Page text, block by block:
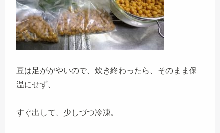
豆は足ががやいので、炊き終わったら、そのまま保
温にせず、
すぐ出して、少しづつ冷凍。